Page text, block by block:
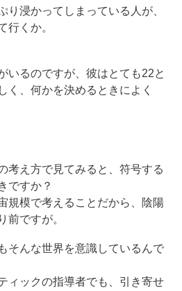
り浸かってしまっている人が、
行くか。
いるのですが、彼はとても22と
く、何かを決めるときによく
考え方で見てみると、符号する
ですか？
規模で考えることだから、陰陽
前ですが。
そんな世界を意識しているんで
ィックの指導者でも、引き寄せ